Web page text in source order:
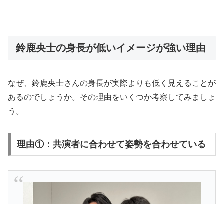
鈴鹿央士の身長が低いイメージが強い理由
なぜ、鈴鹿央士さんの身長が実際よりも低く見えることが
あるのでしょうか。その理由をいくつか考察してみましょ
う。
理由①：共演者に合わせて姿勢を合わせている